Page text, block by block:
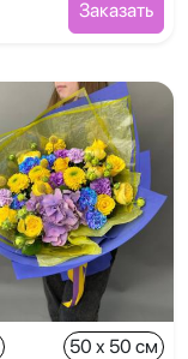
Заказать
50 x 50 см